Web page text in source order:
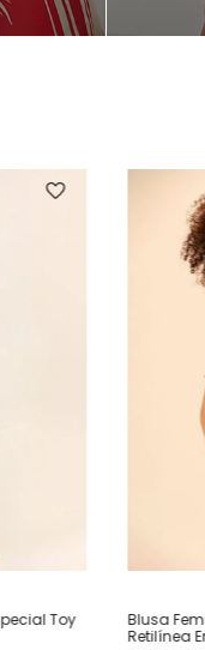
Toy
Blusa
Retilínea